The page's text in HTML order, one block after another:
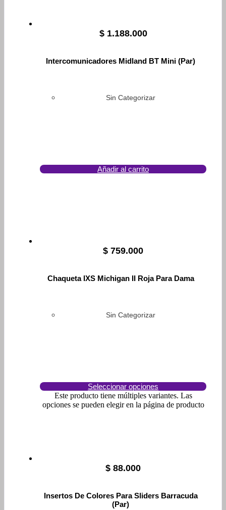
$1.188.000
Intercomunicadores Midland BT Mini (Par)
Sin Categorizar
Añadir al carrito
$ 759.000
Chaqueta IXS Michigan II Roja Para Dama
Sin Categorizar
Seleccionar opciones
Este producto tiene múltiples variantes. Las
opciones se pueden elegir en la página de producto
$ 88.000
Insertos De Colores Para Sliders Barracuda
(Par)